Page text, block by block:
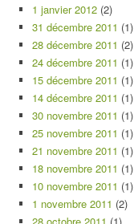
1 janvier 2012 (2)
31 décembre 2011 (1)
28 décembre 2011 (2)
24 décembre 2011 (1)
15 décembre 2011 (1)
14 décembre 2011 (1)
30 novembre 2011 (1)
25 novembre 2011 (1)
21 novembre 2011 (1)
18 novembre 2011 (1)
10 novembre 2011 (1)
1 novembre 2011 (2)